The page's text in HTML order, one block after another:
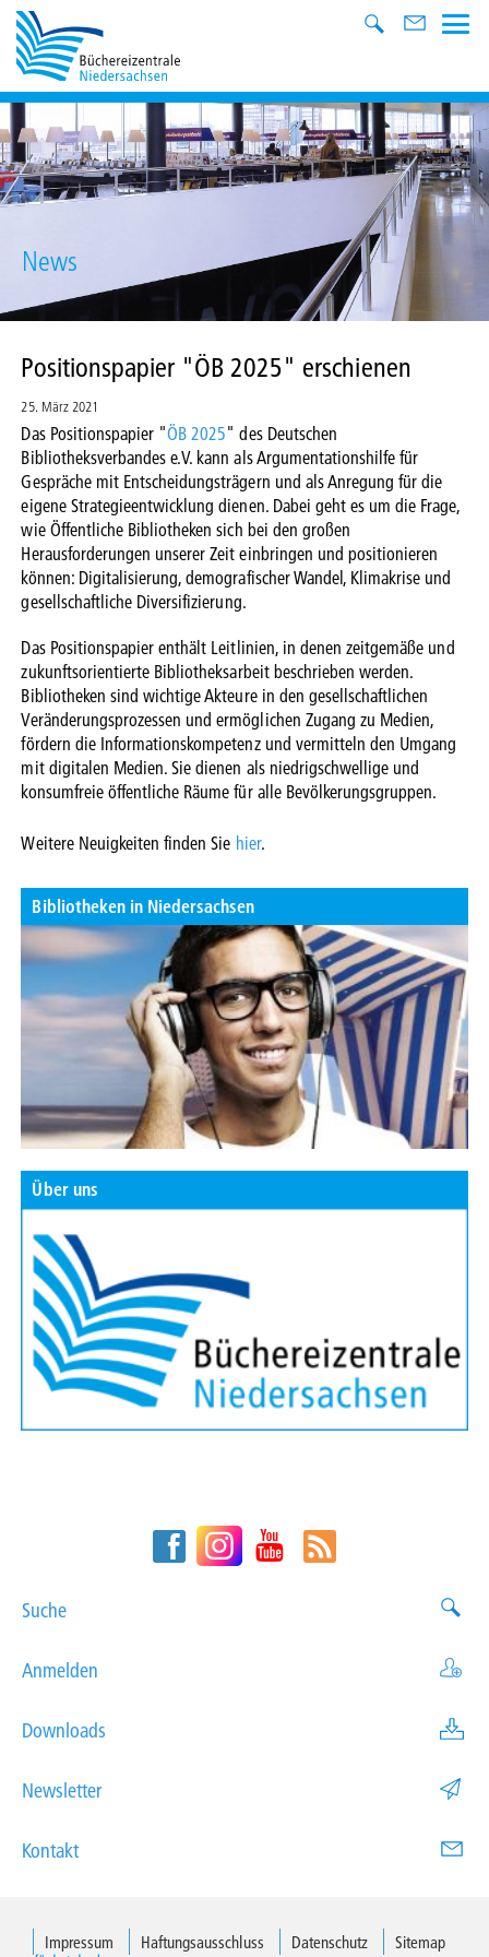
News
Positionspapier "ÖB 2025" erschienen
25. März 2021
Das Positionspapier "ÖB 2025" des Deutschen
Bibliotheksverbandes e.V. kann als Argumentationshilfe für
Gespräche mit Entscheidungsträgern und als Anregung für die
eigene Strategieentwicklung dienen. Dabei geht es um die Frage,
wie Öffentliche Bibliotheken sich bei den großen
Herausforderungen unserer Zeit einbringen und positionieren
können: Digitalisierung, demografischer Wandel, Klimakrise und
gesellschaftliche Diversifizierung.
Das Positionspapier enthält Leitlinien, in denen zeitgemäße und
zukunftsorientierte Bibliotheksarbeit beschrieben werden.
Bibliotheken sind wichtige Akteure in den gesellschaftlichen
Veränderungsprozessen und ermöglichen Zugang zu Medien,
fördern die Informationskompetenz und vermitteln den Umgang
mit digitalen Medien. Sie dienen als niedrigschwellige und
konsumfreie öffentliche Räume für alle Bevölkerungsgruppen.
Weitere Neuigkeiten finden Sie hier.
Bibliotheken in Niedersachsen
Über uns
Suche
Anmelden
Downloads
Newsletter
Kontakt
Impressum Haftungsausschluss Datenschutz Sitemap